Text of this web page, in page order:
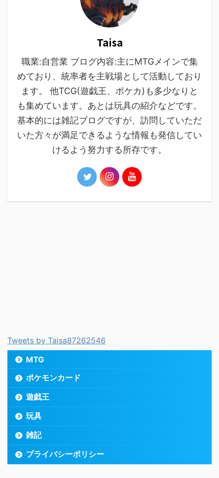
Taisa
職業:自営業 ブログ内容:主にMTGメインで集
めており、統率者を主戦場として活動しており
ます。 他TCG(遊戯王、ポケカ)も多少なりと
も集めています。あとは玩具の紹介などです。
基本的には雑記ブログですが、訪問していただ
いた方々が満足できるような情報も発信してい
けるよう努力する所存です。
Tweets by Taisa87262546
MTG
ポケモンカード
遊戯王
玩具
雑記
プライバシーポリシー